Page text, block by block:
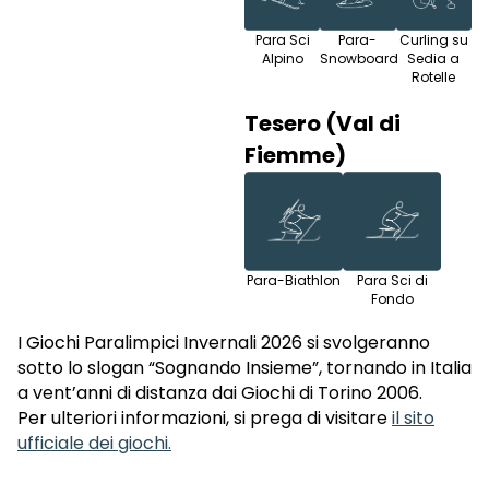
Para Sci
Alpino
Para-
Snowboard
Curling su
Sedia a
Rotelle
Tesero (Val di
Fiemme)
Para-Biathlon
Para Sci di
Fondo
I Giochi Paralimpici Invernali 2026 si svolgeranno
sotto lo slogan “Sognando Insieme”, tornando in Italia
a vent’anni di distanza dai Giochi di Torino 2006.
Per ulteriori informazioni, si prega di visitareil sito
ufficiale dei giochi.